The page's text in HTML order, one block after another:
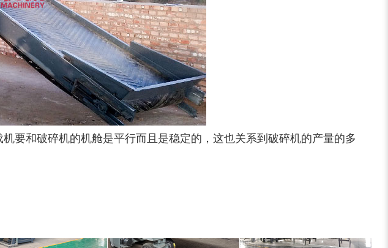
要和破碎机的机舱是平行而且是稳定的，这也关系到破碎机的产量的多